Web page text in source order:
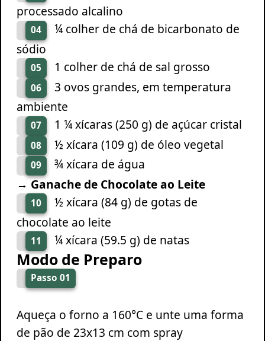
processado alcalino
04
¼ colher de chá de bicarbonato de
sódio
05 1 colher de chá de sal grosso
06
3 ovos grandes, em temperatura
ambiente
07 1 ¼ xícaras (250 g) de açúcar cristal
08 ½ xícara (109 g) de óleo vegetal
09
¾ xícara de água
→ Ganache de Chocolate ao Leite
10
½ xícara (84 g) de gotas de
chocolate ao leite
11 ¼ xícara (59.5 g) de natas
Modo de Preparo
Passo 01
Aqueça o forno a 160°C e unte uma forma
de pão de 23x13 cm com spray